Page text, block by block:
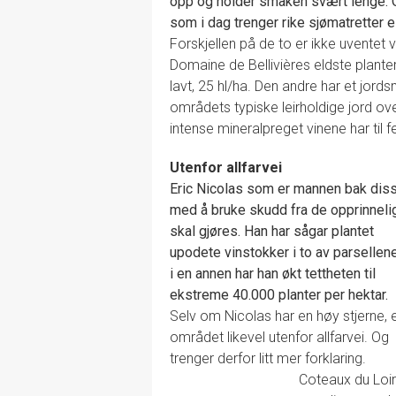
som i dag trenger rike sjømatretter
Forskjellen på de to er ikke uventet
Domaine de Bellivières eldste
lavt, 25 hl/ha. Den andre har et
områdets typiske leirholdige jord
intense mineralpreget vinene har til
Utenfor allfarvei
Eric Nicolas som er mannen bak
med å bruke skudd fra de
skal gjøres. Han har sågar plantet
upodete vinstokker i to av
i en annen har han økt tettheten til
ekstreme 40.000 planter per hektar.
Selv om Nicolas har en høy stjerne,
området likevel utenfor allfarvei. Og
trenger derfor litt mer forklaring.
Coteaux du Loir